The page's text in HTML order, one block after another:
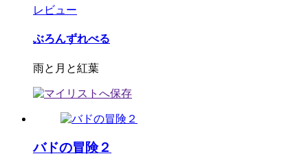
レビュー
ぶろんずれべる
雨と月と紅葉
バドの冒険２